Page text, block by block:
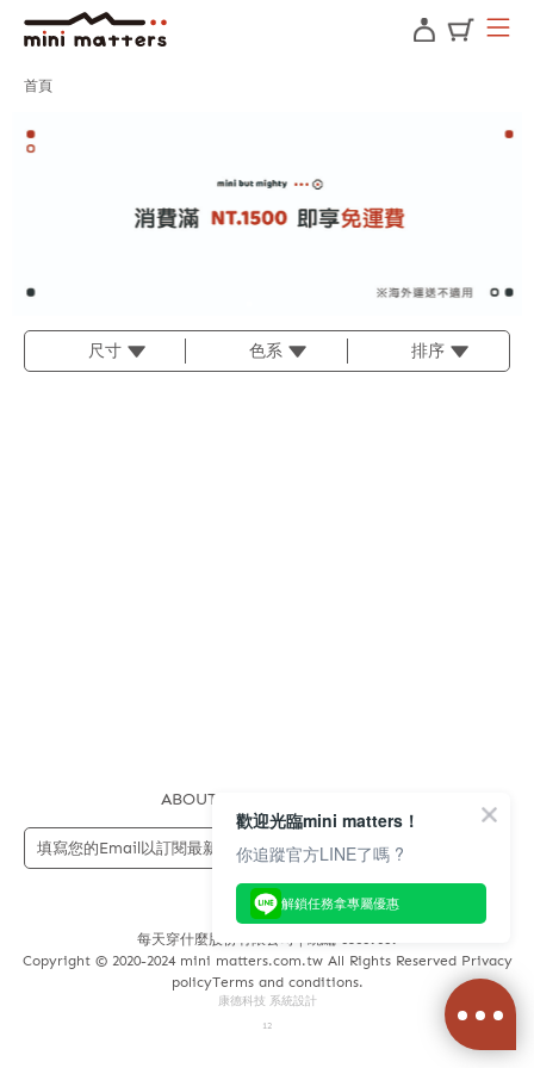
首頁
尺寸 色系 排序
ABOUT US
每天穿什麼股份有限公司 | 統編 83689089
Copyright © 2020-2024 mini matters.com.tw All Rights Reserved Privacy
policyTerms and conditions.
康德科技 系統設計
12
歡迎光臨mini matters！
你追蹤官方LINE了嗎 ?
解鎖任務拿專屬優惠